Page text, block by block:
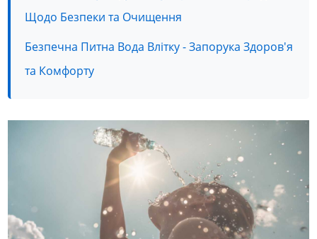
Щодо Безпеки та Очищення
Безпечна Питна Вода Влітку - Запорука Здоров'я
та Комфорту